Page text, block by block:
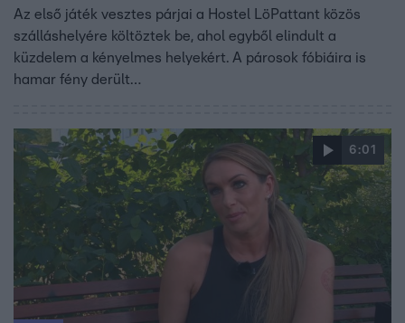
Az első játék vesztes párjai a Hostel LöPattant közös
szálláshelyére költöztek be, ahol egyből elindult a
küzdelem a kényelmes helyekért. A párosok fóbiáira is
hamar fény derült…
6:01